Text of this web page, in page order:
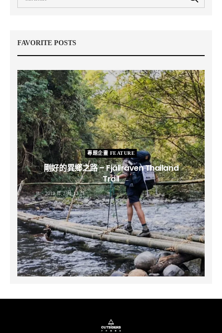
FAVORITE POSTS
專題企畫 FEATURE
剛好的異鄉之路 – Fjällräven Thailand
Trail
B 2019 年 2 月 12 日